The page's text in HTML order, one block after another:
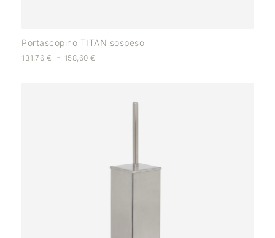
Portascopino TITAN sospeso
131,76 € - 158,60€